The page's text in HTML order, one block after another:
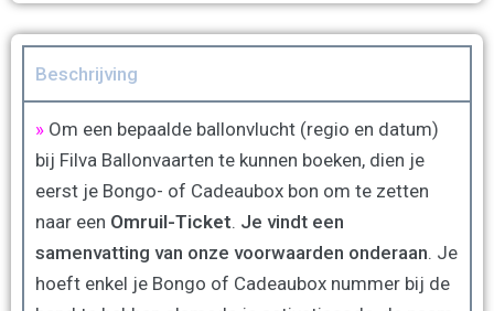
Beschrijving
» Om een bepaalde ballonvlucht (regio en datum)
bij Filva Ballonvaarten te kunnen boeken, dien je
eerst je Bongo- of Cadeaubox bon om te zetten
naar een Omruil-Ticket. Je vindt een
samenvatting van onze voorwaarden onderaan. Je
hoeft enkel je Bongo of Cadeaubox nummer bij de